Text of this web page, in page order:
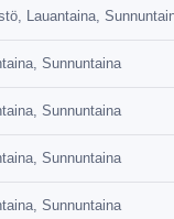
Lauantaina,
Sunnuntaina
Sunnuntaina
Sunnuntaina
Sunnuntaina